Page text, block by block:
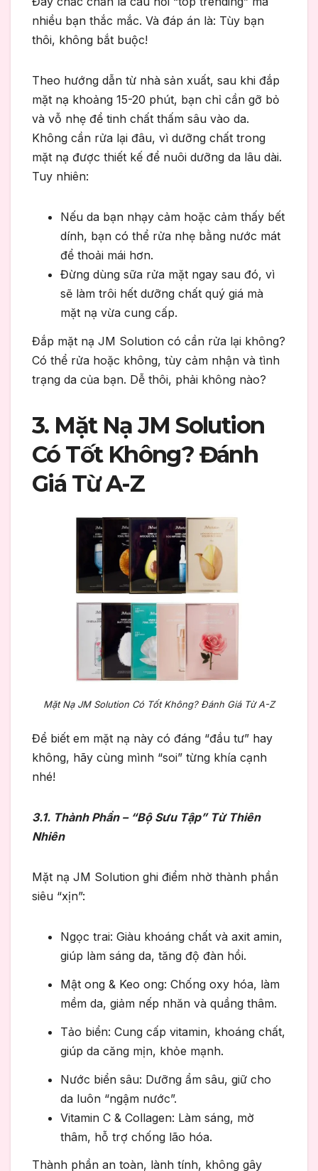
nhiều bạn thắc mắc. Và đáp án là: Tùy bạn
thôi, không bắt buộc!
Theo hướng dẫn từ nhà sản xuất, sau khi đắp
mặt nạ khoảng 15-20 phút, bạn chỉ cần gỡ bỏ
và vỗ nhẹ để tinh chất thấm sâu vào da.
Không cần rửa lại đâu, vì dưỡng chất trong
mặt nạ được thiết kế để nuôi dưỡng da lâu dài.
Tuy nhiên:
Nếu da bạn nhạy cảm hoặc cảm thấy bết
dính, bạn có thể rửa nhẹ bằng nước mát
để thoải mái hơn.
Đừng dùng sữa rửa mặt ngay sau đó, vì
sẽ làm trôi hết dưỡng chất quý giá mà
mặt nạ vừa cung cấp.
Đắp mặt nạ JM Solution có cần rửa lại không?
Có thể rửa hoặc không, tùy cảm nhận và tình
trạng da của bạn. Dễ thôi, phải không nào?
3. Mặt Nạ JM Solution
Có Tốt Không? Đánh
Giá Từ A-Z
Mặt Nạ JM Solution Có Tốt Không? Đánh Giá Từ A-Z
Để biết em mặt nạ này có đáng “đầu tư” hay
không, hãy cùng mình “soi” từng khía cạnh
nhé!
3.1. Thành Phần – “Bộ Sưu Tập” Từ Thiên
Nhiên
Mặt nạ JM Solution ghi điểm nhờ thành phần
siêu “xịn”:
Ngọc trai: Giàu khoáng chất và axit amin,
giúp làm sáng da, tăng độ đàn hồi.
Mật ong & Keo ong: Chống oxy hóa, làm
mềm da, giảm nếp nhăn và quầng thâm.
Tảo biển: Cung cấp vitamin, khoáng chất,
giúp da căng mịn, khỏe mạnh.
Nước biển sâu: Dưỡng ẩm sâu, giữ cho
da luôn “ngậm nước”.
Vitamin C & Collagen: Làm sáng, mờ
thâm, hỗ trợ chống lão hóa.
Thành phần an toàn, lành tính, không gây